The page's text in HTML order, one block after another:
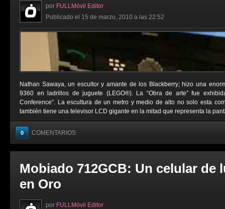
por FULLMóvil Editor
Publicado el 15 de marzo, 2010 a las 22:52
Nathan Sawaya, un escultor y amante de los Blackberry; hizo una
9360 en ladrillos de juguete (LEGO®). La “Obra de arte” fue
Conference”. La escultura de un metro y medio de alto no solo esta
también tiene una televisor LCD gigante en la mitad que representa la
0 COMENTARIOS
Mobiado 712GCB: Un celular de
en Oro
por FULLMóvil Editor